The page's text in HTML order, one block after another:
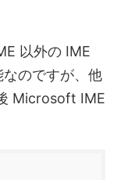
以外の IME
のですが、他
Microsoft IME